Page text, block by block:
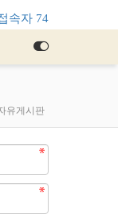
속자 74
유게시판